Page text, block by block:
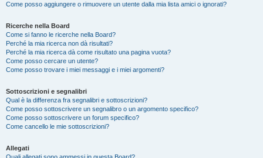
Come posso aggiungere o rimuovere un utente dalla mia lista amici o ignorati?
Ricerche nella Board
Come si fanno le ricerche nella Board?
Perché la mia ricerca non dà risultati?
Perché la mia ricerca dà come risultato una pagina vuota?
Come posso cercare un utente?
Come posso trovare i miei messaggi e i miei argomenti?
Sottoscrizioni e segnalibri
Qual è la differenza fra segnalibri e sottoscrizioni?
Come posso sottoscrivere un segnalibro o un argomento specifico?
Come posso sottoscrivere un forum specifico?
Come cancello le mie sottoscrizioni?
Allegati